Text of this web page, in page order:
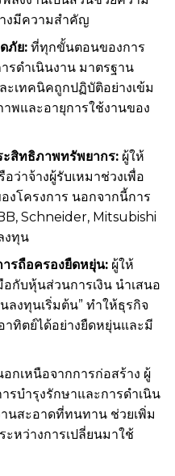
างมีความสำคัญ
ภัย:ที่ทุกขั้นตอนของการ
รดำเนินงาน มาตรฐาน
เทคนิคถูกปฏิบัติอย่างเข้ม
พและอายุการใช้งานของ
ะสิทธิภาพทรัพยากร:ผู้ให้
ว่าจ้างผู้รับเหมาช่วงเพื่อ
งโครงการ นอกจากนี้การ
Schneider, Mitsubishi
งทุน
รถือครองยืดหยุ่น:ผู้ให้
กับหุ้นส่วนการเงิน นำเสนอ
ลงทุนเริ่มต้น” ทำให้ธุรกิจ
ทิตย์ได้อย่างยืดหยุ่นและมี
กเหนือจากการก่อสร้าง ผู้
รบำรุงรักษาและการดำเนิน
นสะอาดที่ทนทาน ช่วยเพิ่ม
หว่างการเปลี่ยนมาใช้